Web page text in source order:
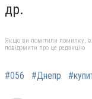
др.
Якщо ви помітили помилку,
повідомити про це редакцію
#056 #Днепр